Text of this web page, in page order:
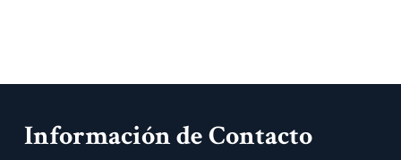
Información de Contacto